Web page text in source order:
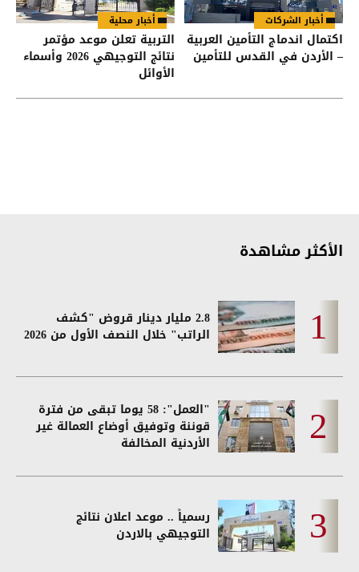
أخبار الشركات
اكتمال اندماج التأمين العربية
– الأردن في القدس للتأمين
أخبار محلية
التربية تعلن موعد مؤتمر
نتائج التوجيهي 2026 وأسماء
الأوائل
الأكثر مشاهدة
2.8 مليار دينار قروض "كشف
الراتب" خلال النصف الأول من 2026
"العمل": 58 يوما تبقى من فترة
قوننة وتوفيق أوضاع العمالة غير
الأردنية المخالفة
رسمياً .. موعد اعلان نتائج
التوجيهي بالاردن